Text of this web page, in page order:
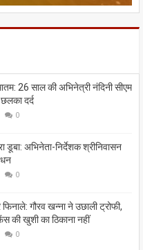
26 साल की अभिनेत्री नंदिनी सीएम
दर्द
0
डूबा: अभिनेता-निर्देशक श्रीनिवासन
0
गौरव खन्ना ने उछाली ट्रोफी,
की खुशी का ठिकाना नहीं
0